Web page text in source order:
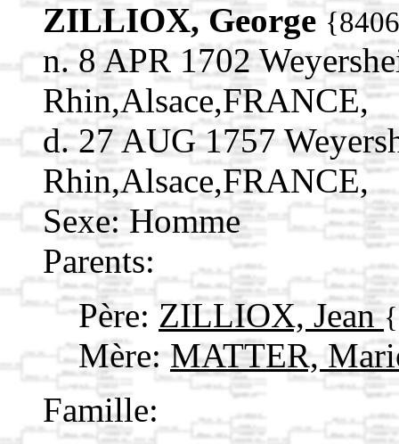
ZILLIOX, George
n. 8 APR 1702
Rhin,Alsace,FRANCE,
d. 27 AUG 1757
Rhin,Alsace,FRANCE,
Sexe: Homme
Parents:
Père: ZILLIOX, Jean
Mère: MATTER,
Famille: